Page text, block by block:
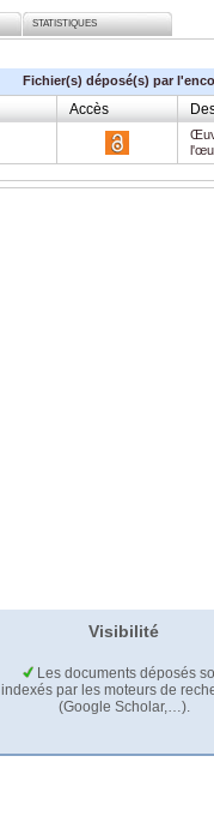
STATISTIQUES
Fichier(s) déposé(s) par
Accès
Visibilité
Les documents déposés
indexés par les moteurs de
(Google Scholar,…).